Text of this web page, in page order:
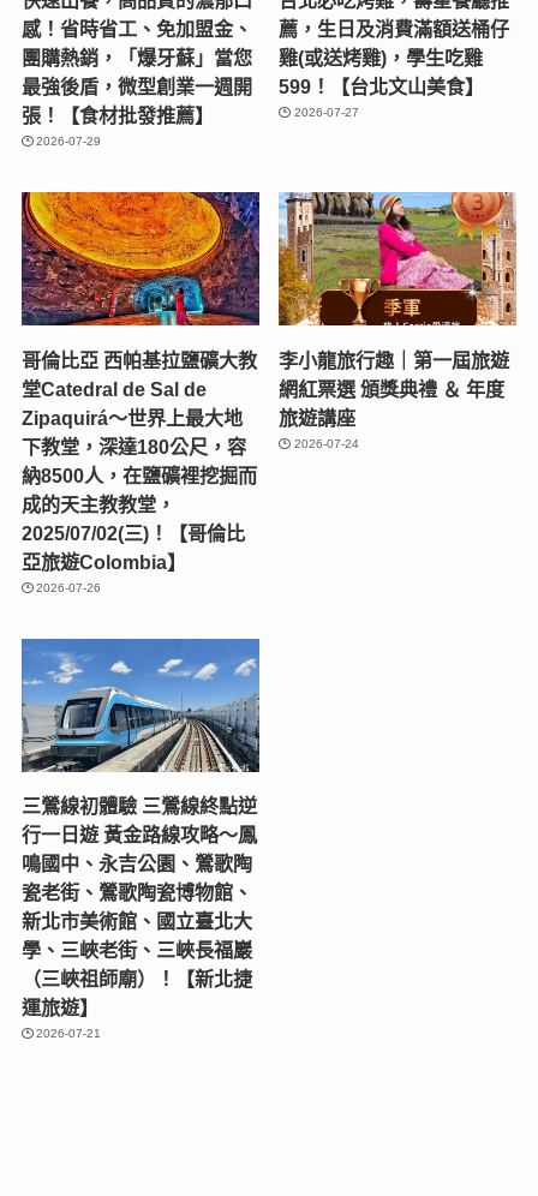
感！省時省工、免加盟金、
團購熱銷，「爆牙蘇」當您
最強後盾，微型創業一週開
張！【食材批發推薦】
2026-07-29
薦，生日及消費滿額送桶仔
雞(或送烤雞)，學生吃雞
599！【台北文山美食】
2026-07-27
哥倫比亞 西帕基拉鹽礦大教
堂Catedral de Sal de
Zipaquirá～世界上最大地
下教堂，深達180公尺，容
納8500人，在鹽礦裡挖掘而
成的天主教教堂，
2025/07/02(三)！【哥倫比
亞旅遊Colombia】
2026-07-26
李小龍旅行趣｜第一屆旅遊
網紅票選 頒獎典禮 ＆ 年度
旅遊講座
2026-07-24
三鶯線初體驗 三鶯線終點逆
行一日遊 黃金路線攻略～鳳
鳴國中、永吉公園、鶯歌陶
瓷老街、鶯歌陶瓷博物館、
新北市美術館、國立臺北大
學、三峽老街、三峽長福巖
（三峽祖師廟）！【新北捷
運旅遊】
2026-07-21